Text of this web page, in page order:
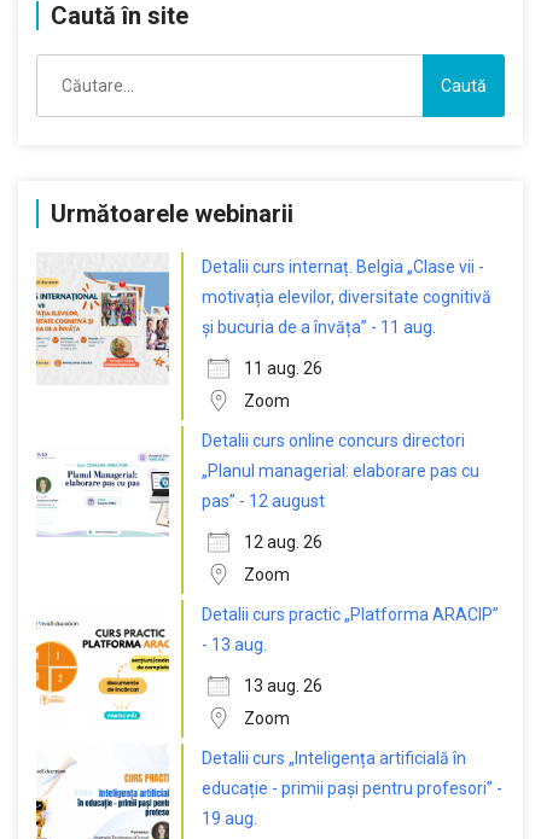
Caută în site
după:
Următoarele webinarii
Detalii curs internaț. Belgia „Clase vii -
motivația elevilor, diversitate cognitivă
și bucuria de a învăța” - 11 aug.
11 aug. 26
Zoom
Detalii curs online concurs directori
„Planul managerial: elaborare pas cu
pas” - 12 august
12 aug. 26
Zoom
Detalii curs practic „Platforma ARACIP”
- 13 aug.
13 aug. 26
Zoom
Detalii curs „Inteligența artificială în
educație - primii pași pentru profesori” -
19 aug.